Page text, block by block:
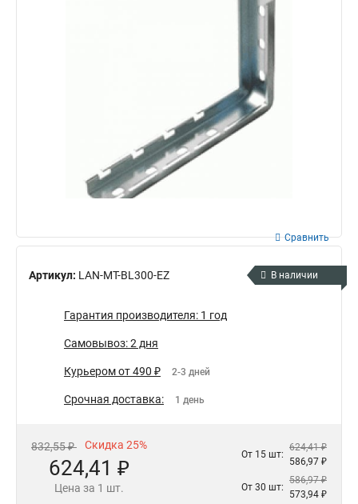
Артикул: LAN-MT-BL300-EZ
Сравнить
В наличии
Гарантия производителя: 1 год
Самовывоз: 2 дня
Курьером от 490 ₽ 2-3 дней
Срочная доставка: 1 день
832,55 ₽ Скидка 25%
624,41 ₽
Цена за 1 шт.
От 15 шт:
624,41 ₽
586,97 ₽
От 30 шт:
586,97 ₽
573,94 ₽